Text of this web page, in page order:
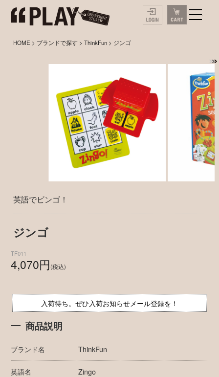
HOME > ブランドで探す >ThinkFun > ジンゴ
英語でビンゴ！
ジンゴ
TF011
4,070円(税込)
入荷待ち。ぜひ入荷お知らせメール登録を！
商品説明
ブランド名 ThinkFun
英語名 Zingo